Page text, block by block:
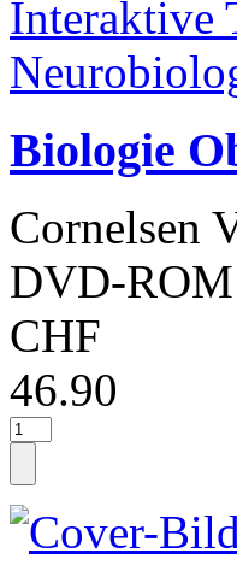
Biologie
Cornelsen
DVD-ROM
CHF
46.90